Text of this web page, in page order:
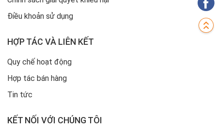
Điều khoản sử dụng
HỢP TÁC VÀ LIÊN KẾT
Quy chế hoạt động
Hợp tác bán hàng
Tin tức
KẾT NỐI VỚI CHÚNG TÔI